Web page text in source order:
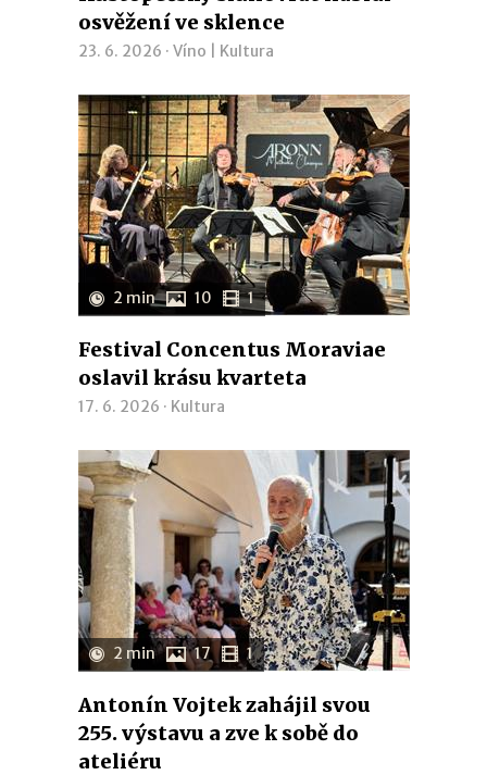
osvěžení ve sklence
23. 6. 2026 · Víno Kultura
2 min 10 1
Festival Concentus Moraviae
oslavil krásu kvarteta
17. 6. 2026 · Kultura
2 min 17 1
Antonín Vojtek zahájil svou
255. výstavu a zve k sobě do
ateliéru